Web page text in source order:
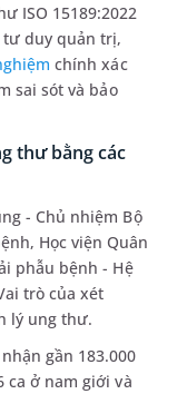
ISO 15189:2022
tư duy quản trị,
chính xác
sai sót và bảo
thư bằng các
- Chủ nhiệm Bộ
Học viện Quân
phẫu bệnh - Hệ
trò của xét
lý ung thư.
gần 183.000
ca ở nam giới và